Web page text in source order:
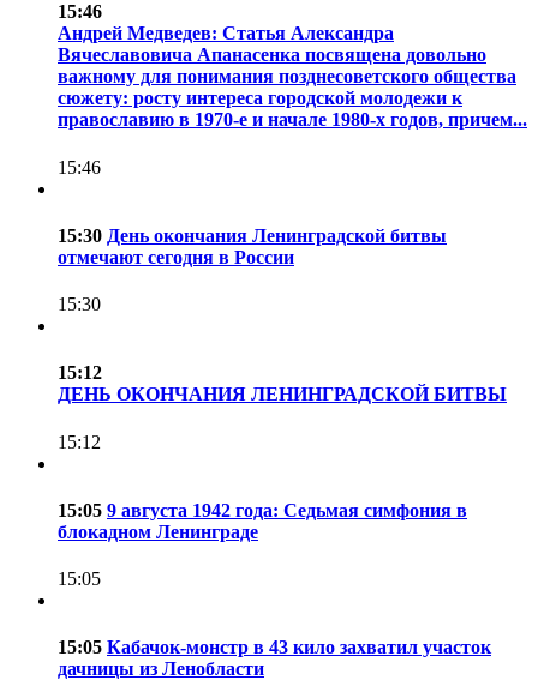
15:46
Андрей Медведев: Статья Александра
Вячеславовича Апанасенка посвящена довольно
важному для понимания позднесоветского общества
сюжету: росту интереса городской молодежи к
православию в 1970-е и начале 1980-х годов, причем...
15:46
15:30 День окончания Ленинградской битвы
отмечают сегодня в России
15:30
15:12
ДЕНЬ ОКОНЧАНИЯ ЛЕНИНГРАДСКОЙ БИТВЫ
15:12
15:05 9 августа 1942 года: Седьмая симфония в
блокадном Ленинграде
15:05
15:05 Кабачок-монстр в 43 кило захватил участок
дачницы из Ленобласти